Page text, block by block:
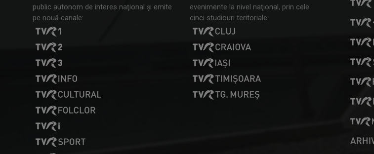
public autonom de interes naţional şi emite
pe nouă canale:
evenimente la nivel naţional, prin cele
cinci studiouri teritoriale: